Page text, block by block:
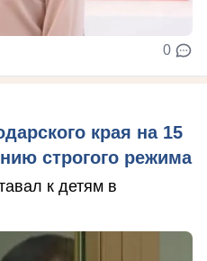
0
края на 15
строгого режима
к детям в